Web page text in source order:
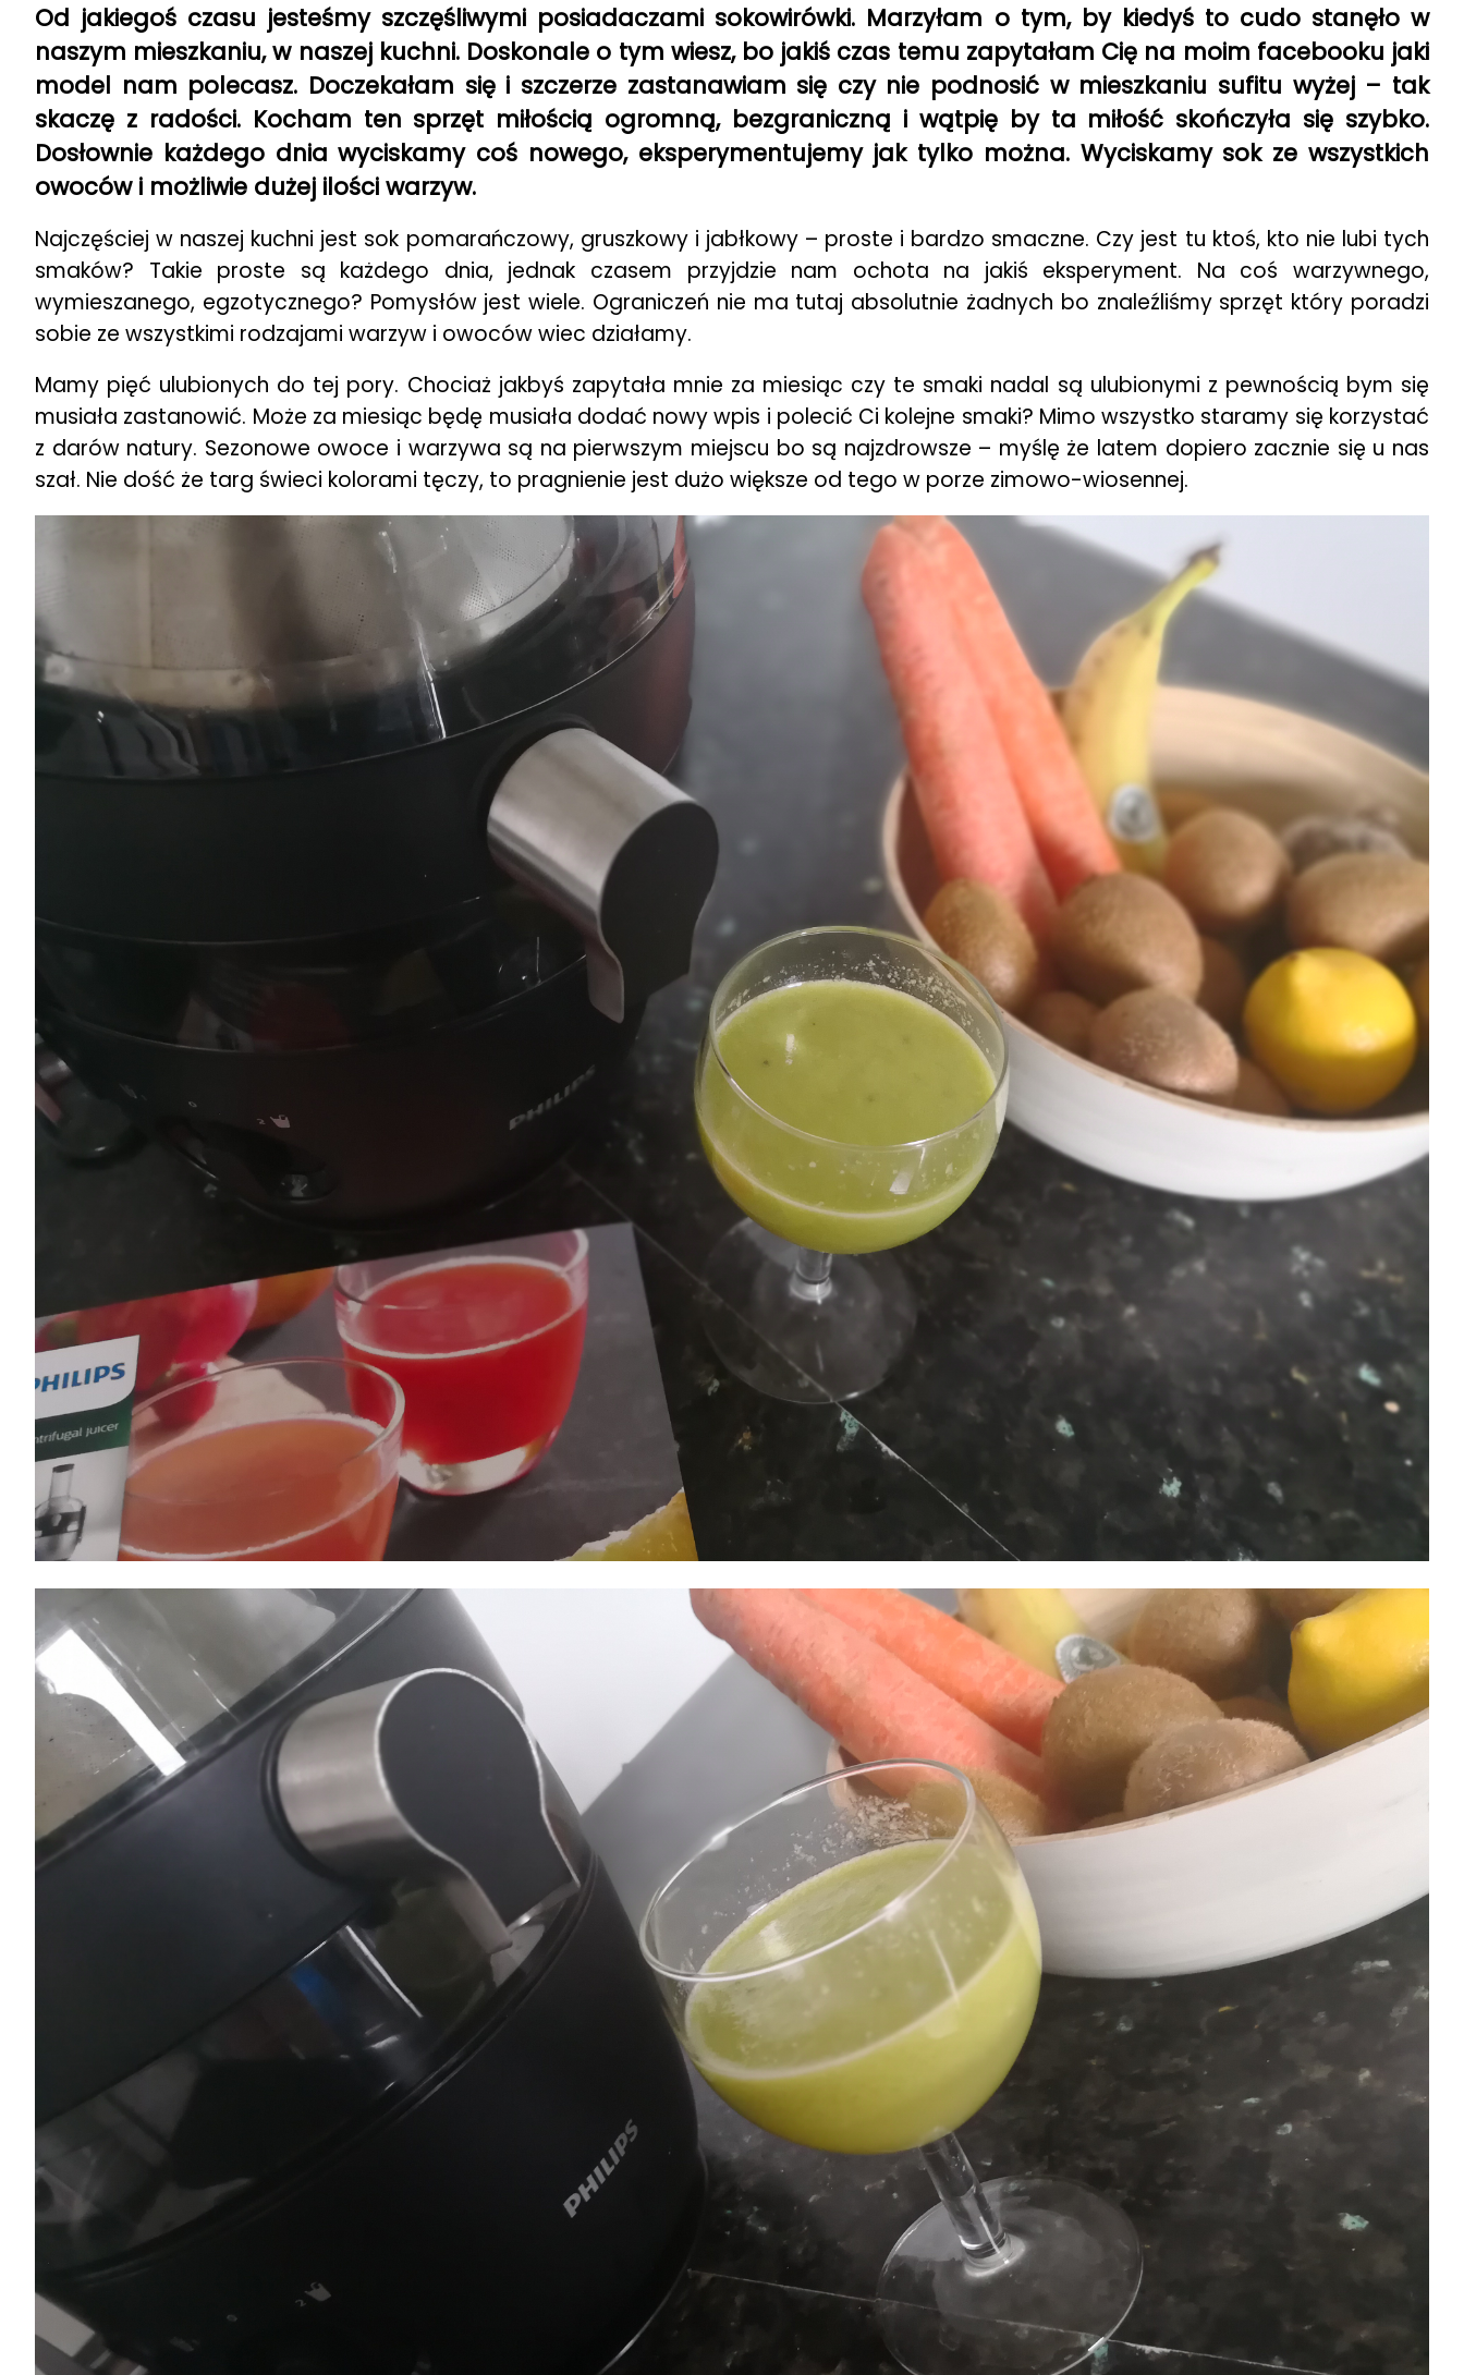
Od jakiegoś czasu jesteśmy szczęśliwymi posiadaczami sokowirówki. Marzyłam o tym, by kiedyś to cudo stanęło w
naszym mieszkaniu, w naszej kuchni. Doskonale o tym wiesz, bo jakiś czas temu zapytałam Cię na moim facebooku jaki
model nam polecasz. Doczekałam się i szczerze zastanawiam się czy nie podnosić w mieszkaniu sufitu wyżej – tak
skaczę z radości. Kocham ten sprzęt miłością ogromną, bezgraniczną i wątpię by ta miłość skończyła się szybko.
Dosłownie każdego dnia wyciskamy coś nowego, eksperymentujemy jak tylko można. Wyciskamy sok ze wszystkich
owoców i możliwie dużej ilości warzyw.
Najczęściej w naszej kuchni jest sok pomarańczowy, gruszkowy i jabłkowy – proste i bardzo smaczne. Czy jest tu ktoś, kto nie lubi tych
smaków? Takie proste są każdego dnia, jednak czasem przyjdzie nam ochota na jakiś eksperyment. Na coś warzywnego,
wymieszanego, egzotycznego? Pomysłów jest wiele. Ograniczeń nie ma tutaj absolutnie żadnych bo znaleźliśmy sprzęt który poradzi
sobie ze wszystkimi rodzajami warzyw i owoców wiec działamy.
Mamy pięć ulubionych do tej pory. Chociaż jakbyś zapytała mnie za miesiąc czy te smaki nadal są ulubionymi z pewnością bym się
musiała zastanowić. Może za miesiąc będę musiała dodać nowy wpis i polecić Ci kolejne smaki? Mimo wszystko staramy się korzystać
z darów natury. Sezonowe owoce i warzywa są na pierwszym miejscu bo są najzdrowsze – myślę że latem dopiero zacznie się u nas
szał. Nie dość że targ świeci kolorami tęczy, to pragnienie jest dużo większe od tego w porze zimowo-wiosennej.